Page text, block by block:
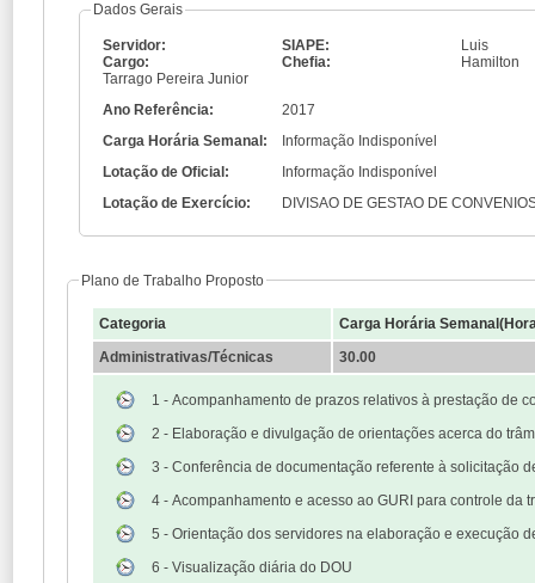
Dados Gerais
Servidor:
SIAPE:
Cargo:
Chefia:
Luis
Hamilton
Tarrago Pereira Junior
Ano Referência:
2017
Carga Horária Semanal:
Informação Indisponível
Lotação de Oficial:
Informação Indisponível
Lotação de Exercício:
DIVISAO DE GESTAO DE
Plano de Trabalho Proposto
Categoria
Carga Horária
Administrativas/Técnicas
30.00
1 - Acompanhamento de prazos relativos à prestação de
2 - Elaboração e divulgação de orientações acerca do
3 - Conferência de documentação referente à solicitação
4 - Acompanhamento e acesso ao GURI para controle da
5 - Orientação dos servidores na elaboração e execução
6 - Visualização diária do DOU